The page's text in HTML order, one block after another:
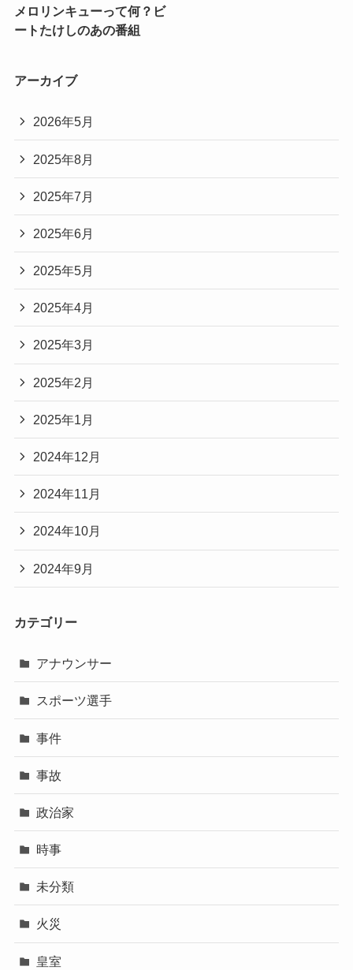
メロリンキューって何？ビ
ートたけしのあの番組
アーカイブ
2026年5月
2025年8月
2025年7月
2025年6月
2025年5月
2025年4月
2025年3月
2025年2月
2025年1月
2024年12月
2024年11月
2024年10月
2024年9月
カテゴリー
アナウンサー
スポーツ選手
事件
事故
政治家
時事
未分類
火災
皇室